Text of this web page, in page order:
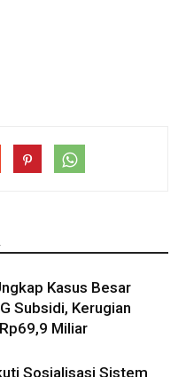
Kasus Besar
Subsidi, Kerugian
Miliar
Sosialisasi Sistem